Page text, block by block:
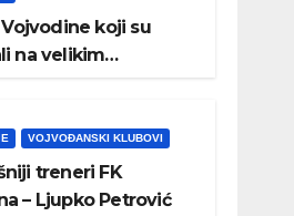
koji su
na velikim
VOJVOĐANSKI KLUBOVI
treneri FK
– Ljupko Petrović